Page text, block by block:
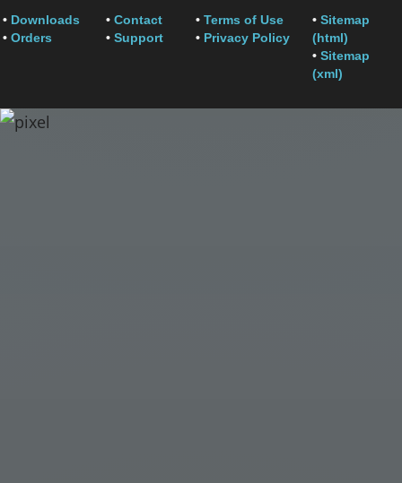
• Downloads
• Orders
• Contact
• Support
• Terms of Use
• Privacy Policy
• Sitemap
(html)
• Sitemap
(xml)